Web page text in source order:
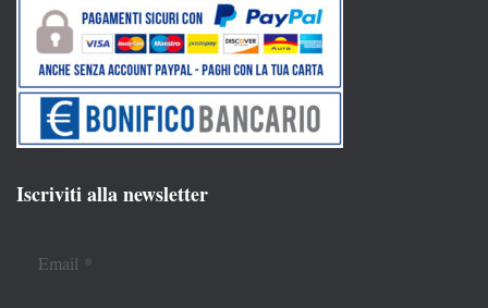
Iscriviti alla newsletter
Email *